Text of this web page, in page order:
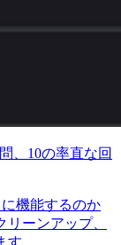
、10の率直な回
機能するのか
ーンアップ、